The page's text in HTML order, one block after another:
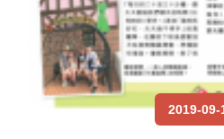
2019-09-